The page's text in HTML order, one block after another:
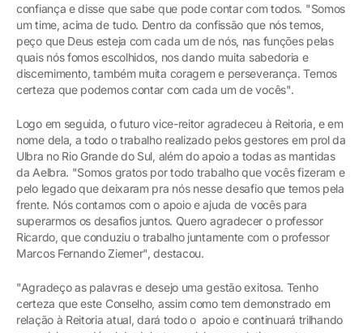
confiança e disse que sabe que pode contar com todos. "Somos
um time, acima de tudo. Dentro da confissão que nós temos,
peço que Deus esteja com cada um de nós, nas funções pelas
quais nós fomos escolhidos, nos dando muita sabedoria e
discernimento, também muita coragem e perseverança. Temos
certeza que podemos contar com cada um de vocês".
Logo em seguida, o futuro vice-reitor agradeceu à Reitoria, e em
nome dela, a todo o trabalho realizado pelos gestores em prol da
Ulbra no Rio Grande do Sul, além do apoio a todas as mantidas
da Aelbra. "Somos gratos por todo trabalho que vocês fizeram e
pelo legado que deixaram pra nós nesse desafio que temos pela
frente. Nós contamos com o apoio e ajuda de vocês para
superarmos os desafios juntos. Quero agradecer o professor
Ricardo, que conduziu o trabalho juntamente com o professor
Marcos Fernando Ziemer", destacou.
"Agradeço as palavras e desejo uma gestão exitosa. Tenho
certeza que este Conselho, assim como tem demonstrado em
relação à Reitoria atual, dará todo o apoio e continuará trilhando